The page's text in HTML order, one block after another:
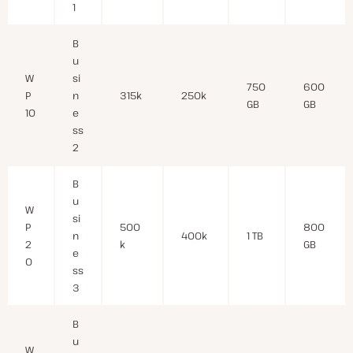
1
W
P
10
B
u
si
n
e
ss
2
315k 250k
750
GB
600
GB
W
P
2
0
B
u
si
n
e
ss
3
500
k
400k 1 TB
800
GB
W
B
u